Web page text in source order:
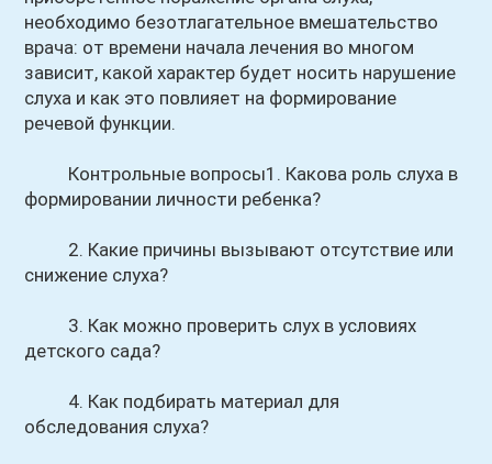
необходимо безотлагательное вмешательство
врача: от времени начала лечения во многом
зависит, какой характер будет носить нарушение
слуха и как это повлияет на формирование
речевой функции.
Контрольные вопросы1. Какова роль слуха в
формировании личности ребенка?
2. Какие причины вызывают отсутствие или
снижение слуха?
3. Как можно проверить слух в условиях
детского сада?
4. Как подбирать материал для
обследования слуха?